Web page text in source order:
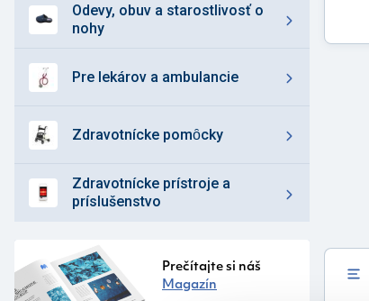
odevy, obuv a starostlivosť o
nohy
pre lekárov a ambulancie
zdravotnícke pomȏcky
zdravotnícke prístroje a
príslušenstvo
Prečítajte si náš
Magazín